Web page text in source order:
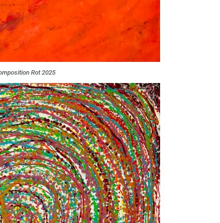
Rot 2025